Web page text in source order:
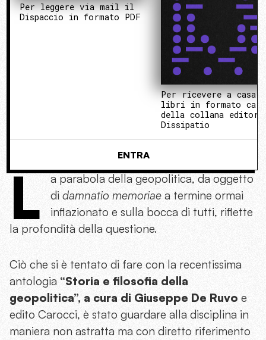
Per leggere via mail il
Dispaccio in formato PDF
Per ricevere a casa i
libri in formato
della collana
Dissipatio
ENTRA
L
a parabola della geopolitica, da oggetto
di damnatio memoriae a termine ormai
inflazionato e sulla bocca di tutti, riflette
la profondità della questione.
Ciò che si è tentato di fare con la recentissima
antologia “Storia e filosofia della
geopolitica”, a cura di Giuseppe De Ruvo e
edito Carocci, è stato guardare alla disciplina in
maniera non astratta ma con diretto riferimento